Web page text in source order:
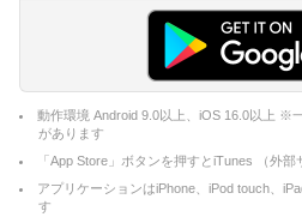
動作環境 Android 9.0以上、iOS 16.0以上 ※
があります
「App Store」ボタンを押すとiTunes （外
アプリケーションはiPhone、iPod touch、
す